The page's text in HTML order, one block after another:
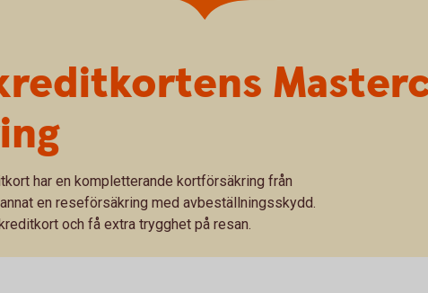
har en kompletterande kortförsäkring från
en reseförsäkring med avbeställningsskydd.
och få extra trygghet på resan.